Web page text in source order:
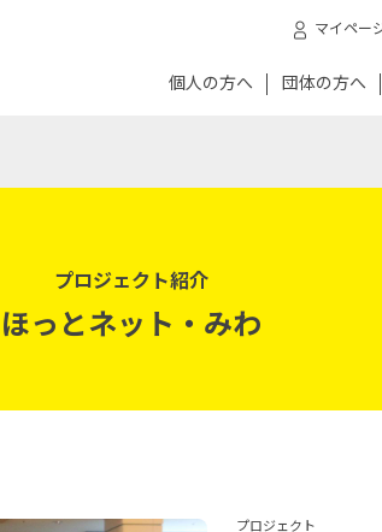
マイペー
個人の方へ 団体の方へ
プロジェクト紹介
ほっとネット・みわ
プロジェクト